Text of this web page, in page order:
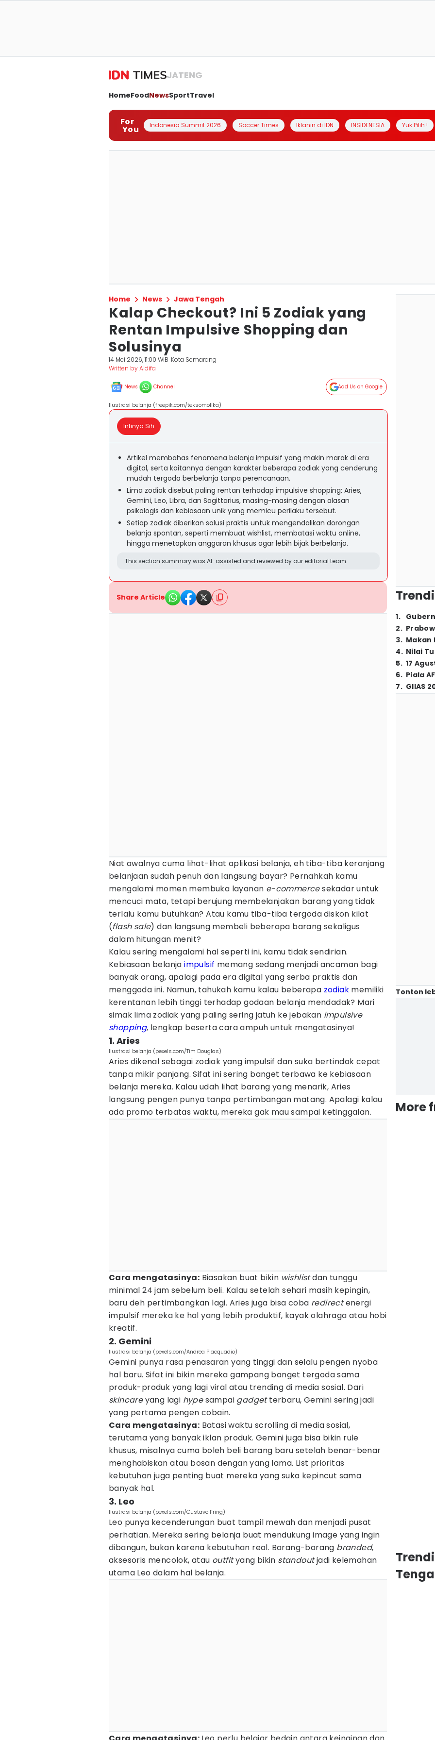
JATENG
HomeFoodNewsSportTravel
For
You Indonesia Summit 2026 Soccer Times Iklanin di IDN INSIDENESIA Yuk Pilih !
Home News Jawa Tengah
Kalap Checkout? Ini 5 Zodiak yang
Rentan Impulsive Shopping dan
Solusinya
14 Mei 2026, 11:00 WIB Kota Semarang
Written by Aldifa
News Channel Add Us on Google
Ilustrasi belanja (freepik.com/teksomolika)
Intinya Sih
Artikel membahas fenomena belanja impulsif yang makin marak di era
digital, serta kaitannya dengan karakter beberapa zodiak yang cenderung
mudah tergoda berbelanja tanpa perencanaan.
Lima zodiak disebut paling rentan terhadap impulsive shopping: Aries,
Gemini, Leo, Libra, dan Sagittarius, masing-masing dengan alasan
psikologis dan kebiasaan unik yang memicu perilaku tersebut.
Setiap zodiak diberikan solusi praktis untuk mengendalikan dorongan
belanja spontan, seperti membuat wishlist, membatasi waktu online,
hingga menetapkan anggaran khusus agar lebih bijak berbelanja.
This section summary was AI-assisted and reviewed by our editorial team.
Share Article
Niat awalnya cuma lihat-lihat aplikasi belanja, eh tiba-tiba keranjang
belanjaan sudah penuh dan langsung bayar? Pernahkah kamu
mengalami momen membuka layanan e-commercesekadar untuk
mencuci mata, tetapi berujung membelanjakan barang yang tidak
terlalu kamu butuhkan? Atau kamu tiba-tiba tergoda diskon kilat
(flash sale) dan langsung membeli beberapa barang sekaligus
dalam hitungan menit?
Kalau sering mengalami hal seperti ini, kamu tidak sendirian.
Kebiasaan belanjaimpulsif memang sedang menjadi ancaman bagi
banyak orang, apalagi pada era digital yang serba praktis dan
menggoda ini. Namun, tahukah kamu kalau beberapa zodiak memiliki
kerentanan lebih tinggi terhadap godaan belanja mendadak? Mari
simak lima zodiak yang paling sering jatuh ke jebakan impulsive
shopping, lengkap beserta cara ampuh untuk mengatasinya!
1. Aries
Ilustrasi belanja (pexels.com/Tim Douglas)
Aries dikenal sebagai zodiak yang impulsif dan suka bertindak cepat
tanpa mikir panjang. Sifat ini sering banget terbawa ke kebiasaan
belanja mereka. Kalau udah lihat barang yang menarik, Aries
langsung pengen punya tanpa pertimbangan matang. Apalagi kalau
ada promo terbatas waktu, mereka gak mau sampai ketinggalan.
Cara mengatasinya: Biasakan buat bikin wishlistdan tunggu
minimal 24 jam sebelum beli. Kalau setelah sehari masih kepingin,
baru deh pertimbangkan lagi. Aries juga bisa coba redirectenergi
impulsif mereka ke hal yang lebih produktif, kayak olahraga atau hobi
kreatif.
2. Gemini
Ilustrasi belanja (pexels.com/Andrea Piacquadio)
Gemini punya rasa penasaran yang tinggi dan selalu pengen nyoba
hal baru. Sifat ini bikin mereka gampang banget tergoda sama
produk-produk yang lagi viral atau trending di media sosial. Dari
skincareyang lagi hypesampai gadgetterbaru, Gemini sering jadi
yang pertama pengen cobain.
Cara mengatasinya: Batasi waktu scrolling di media sosial,
terutama yang banyak iklan produk. Gemini juga bisa bikin rule
khusus, misalnya cuma boleh beli barang baru setelah benar-benar
menghabiskan atau bosan dengan yang lama. List prioritas
kebutuhan juga penting buat mereka yang suka kepincut sama
banyak hal.
3. Leo
Ilustrasi belanja (pexels.com/Gustavo Fring)
Leo punya kecenderungan buat tampil mewah dan menjadi pusat
perhatian. Mereka sering belanja buat mendukung image yang ingin
dibangun, bukan karena kebutuhan real. Barang-barang branded,
aksesoris mencolok, atau outfityang bikin standoutjadi kelemahan
utama Leo dalam hal belanja.
1.
2.
3. Makan
4. Nilai
5. 17
6. Piala
7. GIIAS
Tonton
More